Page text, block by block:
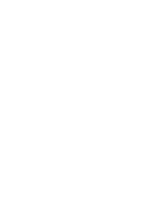
pour la
l'empreinte carbone